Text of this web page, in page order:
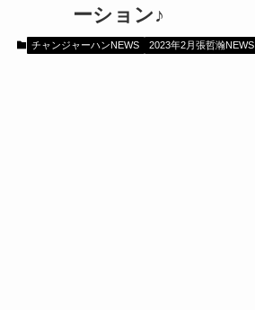
ーション♪
チャンジャーハンNEWS 2023年2月張哲瀚NEWS